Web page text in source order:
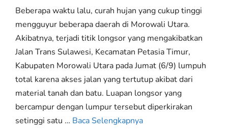
Beberapa waktu lalu, curah hujan yang cukup tinggi
mengguyur beberapa daerah di Morowali Utara.
Akibatnya, terjadi titik longsor yang mengakibatkan
Jalan Trans Sulawesi, Kecamatan Petasia Timur,
Kabupaten Morowali Utara pada Jumat (6/9) lumpuh
total karena akses jalan yang tertutup akibat dari
material tanah dan batu. Luapan longsor yang
bercampur dengan lumpur tersebut diperkirakan
setinggi satu … Baca Selengkapnya